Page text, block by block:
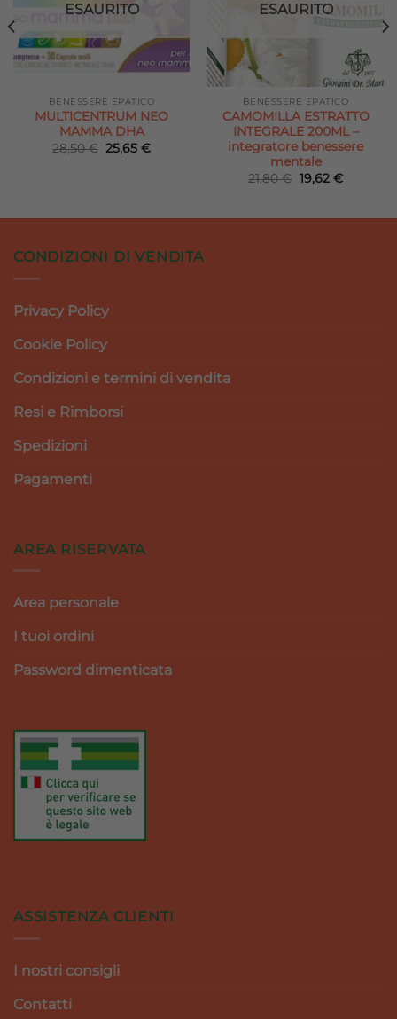
ESAURITO
BENESSERE EPATICO
MULTICENTRUM NEO
MAMMA DHA
28,50€ Il
prezzo
25,65€Il
ESAURITO
BENESSERE EPATICO
CAMOMILLA ESTRATTO
INTEGRALE 200ML –
integratore benessere
mentale
21,80€ Il
prezzo
21,80 €.
19,62 €Il
19,62 €.
CONDIZIONI DI VENDITA
Privacy Policy
Cookie Policy
Condizioni e termini di vendita
Resi e Rimborsi
Spedizioni
Pagamenti
AREA RISERVATA
Area personale
I tuoi ordini
Password dimenticata
ASSISTENZA CLIENTI
I nostri consigli
Contatti